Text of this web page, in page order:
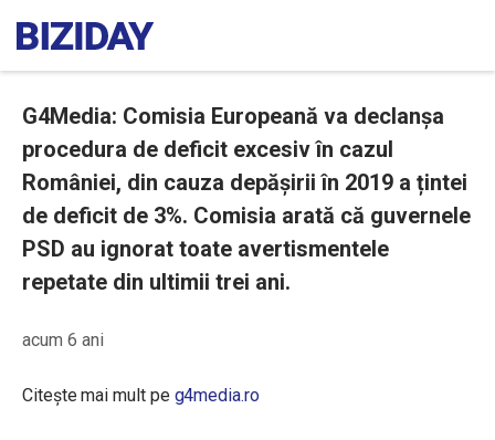
G4Media: Comisia Europeană va declanșa
procedura de deficit excesiv în cazul
României, din cauza depășirii în 2019 a țintei
de deficit de 3%. Comisia arată că guvernele
PSD au ignorat toate avertismentele
repetate din ultimii trei ani.
acum 6 ani
Citește mai mult pe g4media.ro